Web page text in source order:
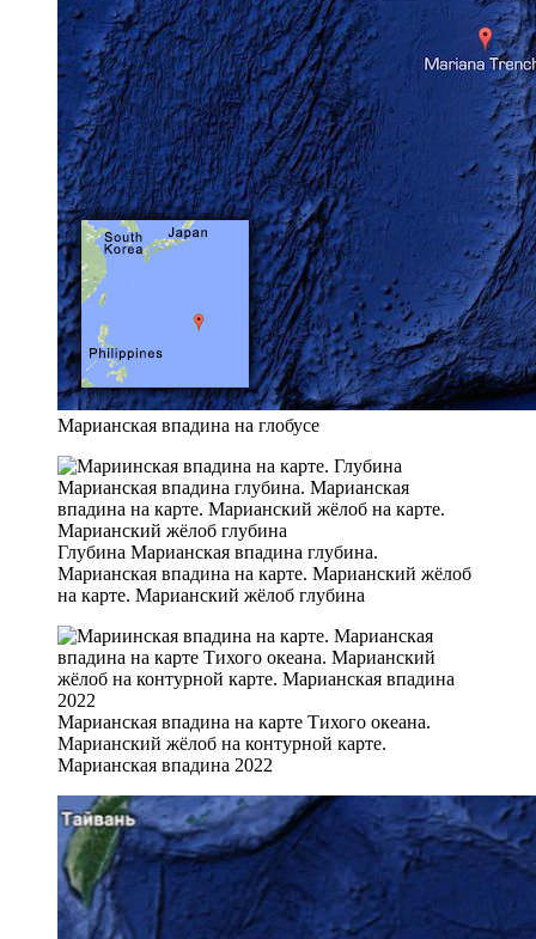
Марианская впадина на глобусе
Глубина Марианская впадина глубина.
Марианская впадина на карте. Марианский жёлоб
на карте. Марианский жёлоб глубина
Марианская впадина на карте Тихого океана.
Марианский жёлоб на контурной карте.
Марианская впадина 2022